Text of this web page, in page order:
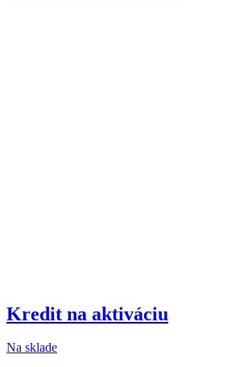
Kredit na aktiváciu
Na sklade